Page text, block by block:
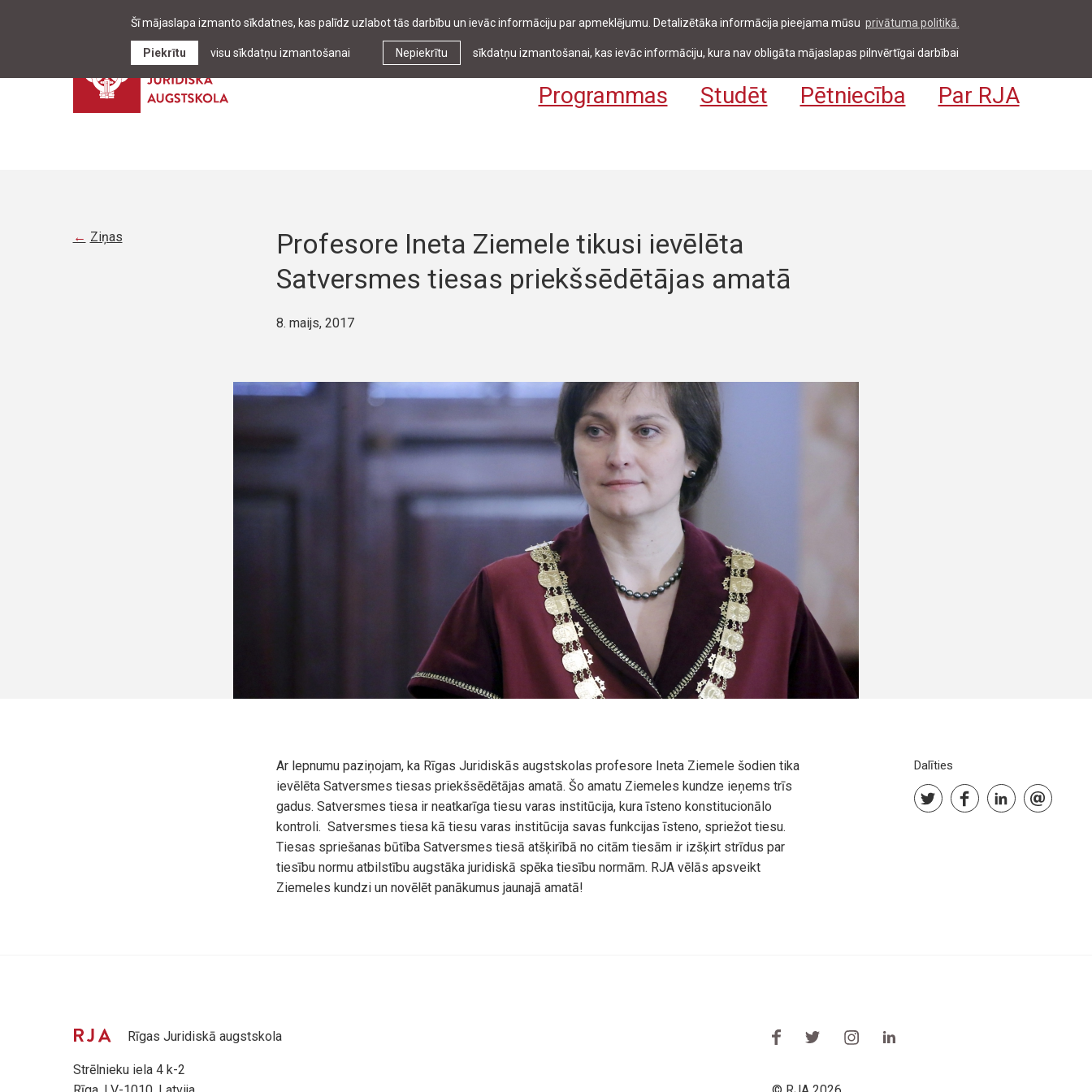
Šī mājaslapa izmanto sīkdatnes, kas palīdz uzlabot tās darbību un ievāc informāciju par apmeklējumu. Detalizētāka informācija pieejama mūsu privātuma politikā.
Nepiekrītu sīkdatņu izmantošanai, kas ievāc informāciju, kura nav obligāta mājaslapas pilnvērtīgai darbībai
Piekrītu visu sīkdatņu izmantošanai Ziņas & pasākumi Bibliotēka Kontakti Studentiem & darbiniekiem Pieteikties
Programmas Studēt Pētniecība Par RJA
Ziņas
Profesore Ineta Ziemele tikusi ievēlēta
Satversmes tiesas priekšsēdētājas amatā
8. maijs, 2017
Ar lepnumu paziņojam, ka Rīgas Juridiskās augstskolas profesore Ineta Ziemele šodien tika
ievēlēta Satversmes tiesas priekšsēdētājas amatā. Šo amatu Ziemeles kundze ieņems trīs
gadus. Satversmes tiesa ir neatkarīga tiesu varas institūcija, kura īsteno konstitucionālo
kontroli. Satversmes tiesa kā tiesu varas institūcija savas funkcijas īsteno, spriežot tiesu.
Tiesas spriešanas būtība Satversmes tiesā atšķirībā no citām tiesām ir izšķirt strīdus par
tiesību normu atbilstību augstāka juridiskā spēka tiesību normām. RJA vēlās apsveikt
Ziemeles kundzi un novēlēt panākumus jaunajā amatā!
Dalīties
Rīgas Juridiskā augstskola
Strēlnieku iela 4 k-2